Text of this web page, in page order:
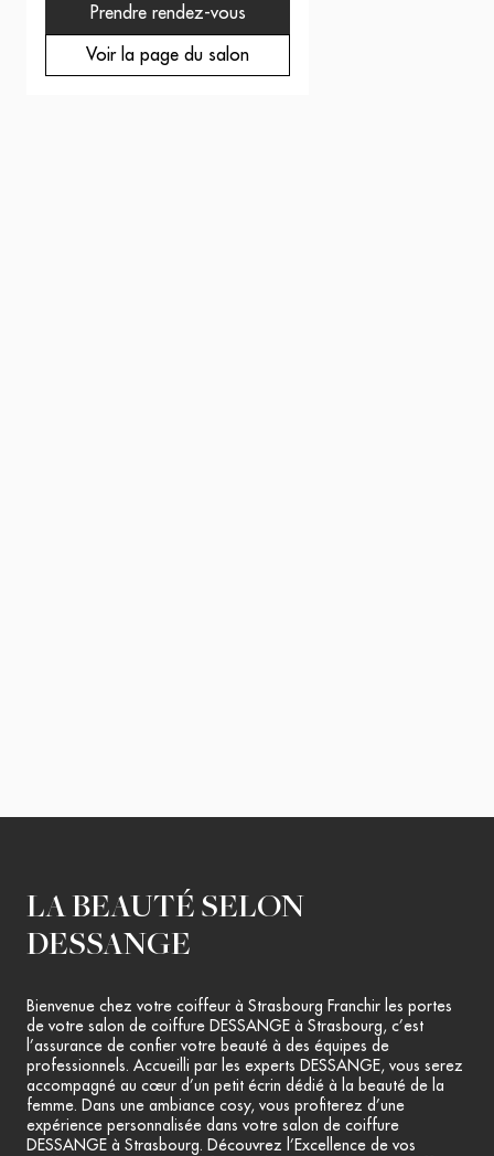
Prendre rendez-vous
Voir la page du salon
LA BEAUTÉ SELON
DESSANGE
Bienvenue chez votre coiffeur à Strasbourg Franchir les portes
de votre salon de coiffure DESSANGE à Strasbourg, c’est
l’assurance de confier votre beauté à des équipes de
professionnels. Accueilli par les experts DESSANGE, vous serez
accompagné au cœur d’un petit écrin dédié à la beauté de la
femme. Dans une ambiance cosy, vous profiterez d’une
expérience personnalisée dans votre salon de coiffure
DESSANGE à Strasbourg. Découvrez l’Excellence de vos